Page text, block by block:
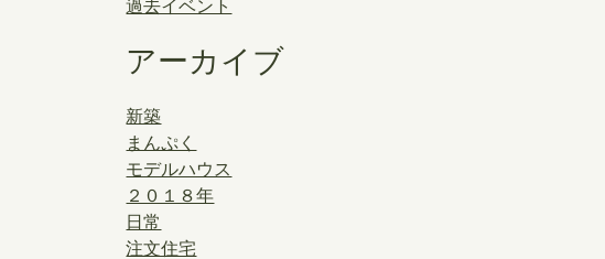
過去イベント
アーカイブ
新築
まんぷく
モデルハウス
２０１８年
日常
注文住宅